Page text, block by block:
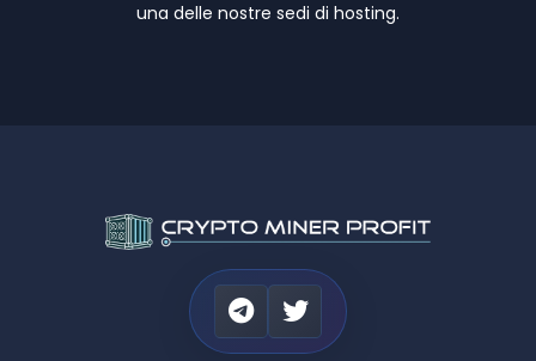
una delle nostre sedi di hosting.